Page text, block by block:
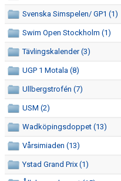
Svenska Simspelen/ GP1 (1)
Swim Open Stockholm (1)
Tävlingskalender (3)
UGP 1 Motala (8)
Ullbergstrofén (7)
USM (2)
Wadköpingsdoppet (13)
Vårsimiaden (13)
Ystad Grand Prix (1)